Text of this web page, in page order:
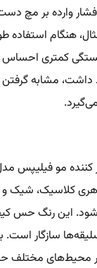
وارده بر مچ دست
هنگام استفاده
خستگی کمتری
مشابه گرفتن
کلاسیک، شیک و
این رنگ حس
سازگار است.
محیط‌های مختلف